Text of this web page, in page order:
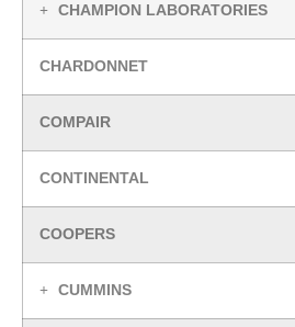
CHAMPION LABORATORIES
CHARDONNET
COMPAIR
CONTINENTAL
COOPERS
CUMMINS